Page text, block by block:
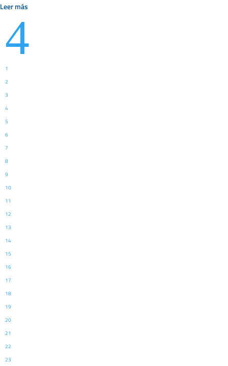
Leer más
4
1
2
3
4
5
6
7
8
9
10
11
12
13
14
15
16
17
18
19
20
21
22
23